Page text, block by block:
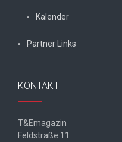
Kalender
Partner Links
KONTAKT
T&Emagazin
Feldstraße 11